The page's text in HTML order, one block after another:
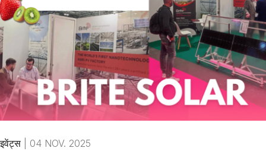
इवेंट्स 04 NOV. 2025